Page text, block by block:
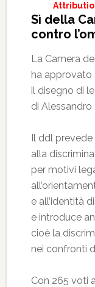
Sì della
contro
La Camera
ha approvato
il disegno di
di
Il ddl
alla
per motivi
e all’identità
e introduce
cioè la
nei confronti
Con 265 voti